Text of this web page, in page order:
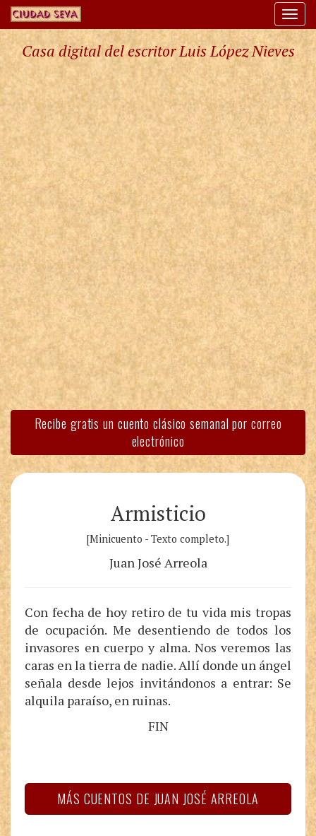
Casa digital del escritor Luis López Nieves
Recibe gratis un cuento clásico semanal por correo
electrónico
Armisticio
[Minicuento - Texto completo.]
Juan José Arreola
Con fecha de hoy retiro de tu vida mis tropas
de ocupación. Me desentiendo de todos los
invasores en cuerpo y alma. Nos veremos las
caras en la tierra de nadie. Allí donde un ángel
señala desde lejos invitándonos a entrar: Se
alquila paraíso, en ruinas.
FIN
MÁS CUENTOS DE JUAN JOSÉ ARREOLA